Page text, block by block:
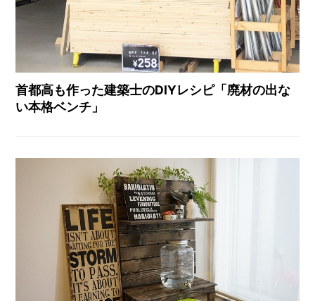
首都高も作った建築士のDIYレシピ「廃材の出な
い本格ベンチ」